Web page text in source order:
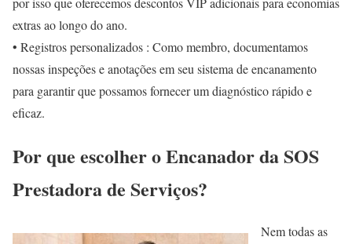
extras ao longo do ano.
• Registros personalizados : Como membro, documentamos
nossas inspeções e anotações em seu sistema de encanamento
para garantir que possamos fornecer um diagnóstico rápido e
eficaz.
Por que escolher o Encanador da SOS
Prestadora de Serviços?
Nem todas as